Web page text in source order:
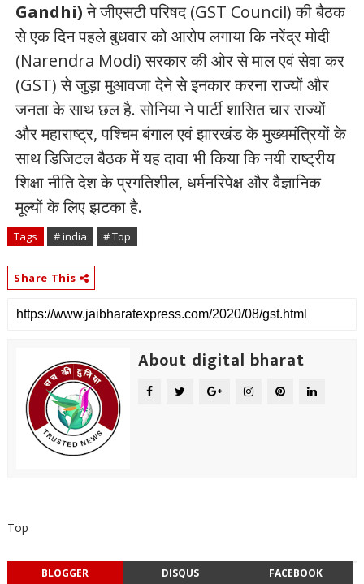
Gandhi)ने जीएसटी परिषद (GST Council) की बैठक
से एक दिन पहले बुधवार को आरोप लगाया कि नरेंद्र मोदी
(Narendra Modi) सरकार की ओर से माल एवं सेवा कर
(GST) से जुड़ा मुआवजा देने से इनकार करना राज्यों और
जनता के साथ छल है. सोनिया ने पार्टी शासित चार राज्यों
और महाराष्ट्र, पश्चिम बंगाल एवं झारखंड के मुख्यमंत्रियों के
साथ डिजिटल बैठक में यह दावा भी किया कि नयी राष्ट्रीय
शिक्षा नीति देश के प्रगतिशील, धर्मनरिपेक्ष और वैज्ञानिक
मूल्यों के लिए झटका है.
Tags # india # Top
Share This
About digital bharat
Top
BLOGGER DISQUS FACEBOOK